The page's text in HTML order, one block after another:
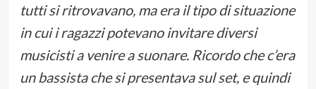
tutti si ritrovavano, ma era il tipo di situazione
in cui i ragazzi potevano invitare diversi
musicisti a venire a suonare. Ricordo che c’era
un bassista che si presentava sul set, e quindi